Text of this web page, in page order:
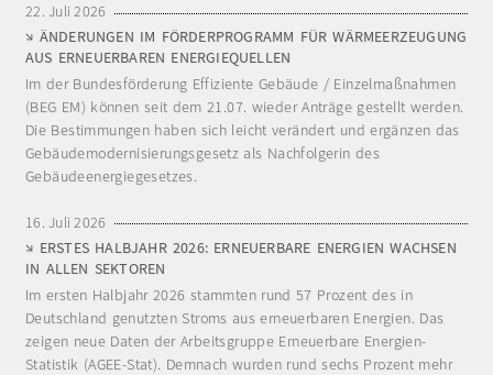
22. Juli 2026
ÄNDERUNGEN IM FÖRDERPROGRAMM FÜR WÄRMEERZEUGUNG
AUS ERNEUERBAREN ENERGIEQUELLEN
Im der Bundesförderung Effiziente Gebäude / Einzelmaßnahmen
(BEG EM) können seit dem 21.07. wieder Anträge gestellt werden.
Die Bestimmungen haben sich leicht verändert und ergänzen das
Gebäudemodernisierungsgesetz als Nachfolgerin des
Gebäudeenergiegesetzes.
16. Juli 2026
ERSTES HALBJAHR 2026: ERNEUERBARE ENERGIEN WACHSEN
IN ALLEN SEKTOREN
Im ersten Halbjahr 2026 stammten rund 57 Prozent des in
Deutschland genutzten Stroms aus erneuerbaren Energien. Das
zeigen neue Daten der Arbeitsgruppe Erneuerbare Energien-
Statistik (AGEE-Stat). Demnach wurden rund sechs Prozent mehr